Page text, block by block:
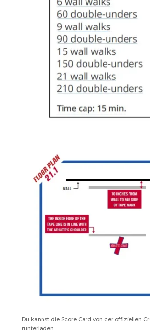
Du kannst die Score Card von der offiziellen
runterladen.